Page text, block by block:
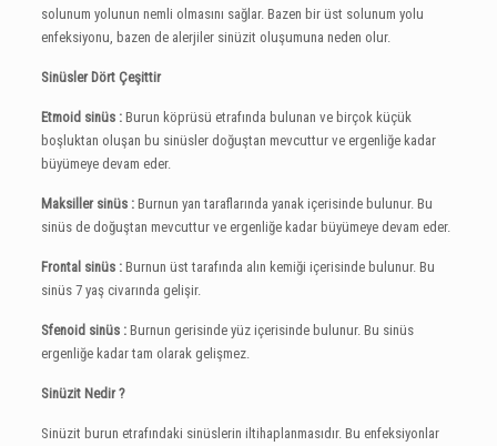
solunum yolunun nemli olmasını sağlar. Bazen bir üst solunum yolu
enfeksiyonu, bazen de alerjiler sinüzit oluşumuna neden olur.
Sinüsler Dört Çeşittir
Etmoid sinüs :Burun köprüsü etrafında bulunan ve birçok küçük
boşluktan oluşan bu sinüsler doğuştan mevcuttur ve ergenliğe kadar
büyümeye devam eder.
Maksiller sinüs : Burnun yan taraflarında yanak içerisinde bulunur. Bu
sinüs de doğuştan mevcuttur ve ergenliğe kadar büyümeye devam eder.
Frontal sinüs :Burnun üst tarafında alın kemiği içerisinde bulunur. Bu
sinüs 7 yaş civarında gelişir.
Sfenoid sinüs :Burnun gerisinde yüz içerisinde bulunur. Bu sinüs
ergenliğe kadar tam olarak gelişmez.
Sinüzit Nedir ?
Sinüzit burun etrafındaki sinüslerin iltihaplanmasıdır. Bu enfeksiyonlar